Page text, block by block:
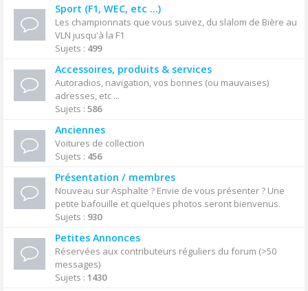
Sport (F1, WEC, etc ...)
Les championnats que vous suivez, du slalom de Bière au
VLN jusqu'à la F1
Sujets : 499
Accessoires, produits & services
Autoradios, navigation, vos bonnes (ou mauvaises)
adresses, etc ...
Sujets : 586
Anciennes
Voitures de collection
Sujets : 456
Présentation / membres
Nouveau sur Asphalte ? Envie de vous présenter ? Une
petite bafouille et quelques photos seront bienvenus.
Sujets : 930
Petites Annonces
Réservées aux contributeurs réguliers du forum (>50
messages)
Sujets : 1430